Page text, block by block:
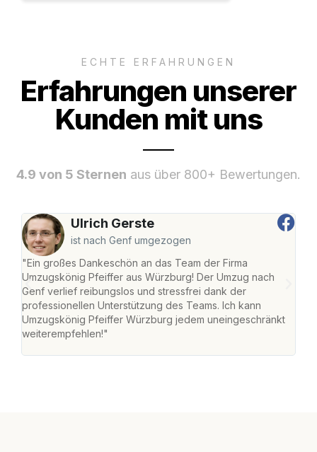
ECHTE ERFAHRUNGEN
Erfahrungen unserer
Kunden mit uns
4.9 von 5 Sternen aus über 800+ Bewertungen.
Ulrich Gerste
ist nach Genf umgezogen
"Ein großes Dankeschön an das Team der Firma
Umzugskönig Pfeiffer aus Würzburg! Der Umzug nach
Genf verlief reibungslos und stressfrei dank der
professionellen Unterstützung des Teams. Ich kann
Umzugskönig Pfeiffer Würzburg jedem uneingeschränkt
weiterempfehlen!"